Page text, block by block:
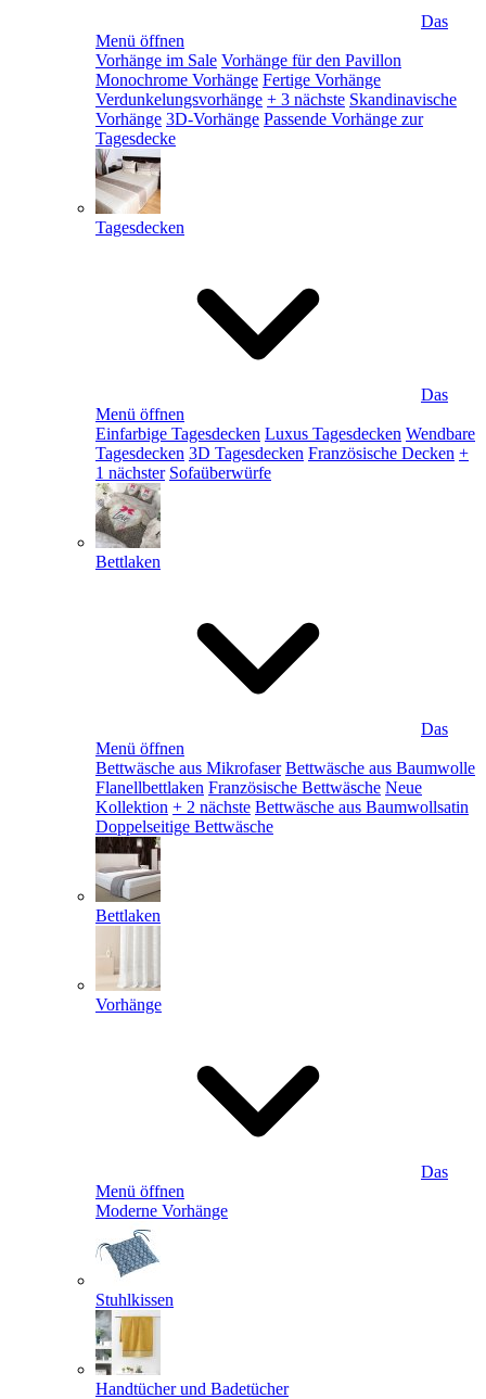
Das
Menü öffnen
Vorhänge im Sale Vorhänge für den Pavillon
Monochrome Vorhänge Fertige Vorhänge
Verdunkelungsvorhänge + 3 nächste Skandinavische
Vorhänge 3D-Vorhänge Passende Vorhänge zur
Tagesdecke
Tagesdecken
Das
Menü öffnen
Einfarbige Tagesdecken Luxus Tagesdecken Wendbare
Tagesdecken 3D Tagesdecken Französische Decken +
1 nächster Sofaüberwürfe
Bettlaken
Das
Menü öffnen
Bettwäsche aus Mikrofaser Bettwäsche aus Baumwolle
Flanellbettlaken Französische Bettwäsche Neue
Kollektion + 2 nächste Bettwäsche aus Baumwollsatin
Doppelseitige Bettwäsche
Bettlaken
Vorhänge
Das
Menü öffnen
Moderne Vorhänge
Stuhlkissen
Handtücher und Badetücher